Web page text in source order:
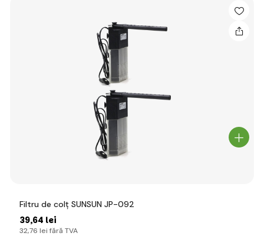
Filtru de colț SUNSUN JP-092
39,64 lei
32,76 lei fără TVA